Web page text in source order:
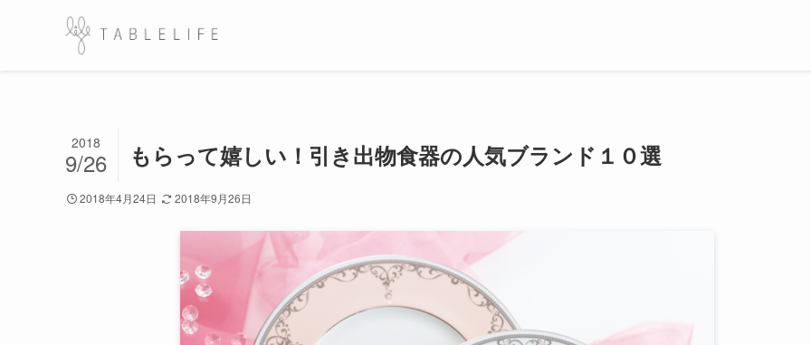
もらって嬉しい！引き出物食器の人気ブランド１０選
2018
9/26
2018年4月24日 2018年9月26日